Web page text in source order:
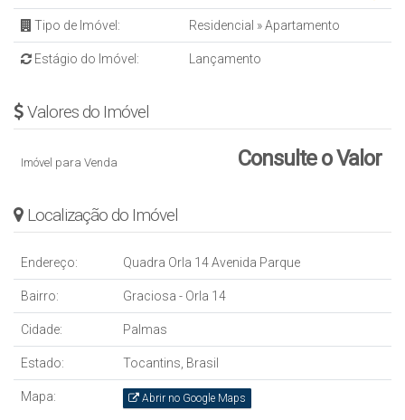
✔️ Orla 14
✔️ Praia da Graciosa
CONTATO
☎ Para mais detalhes entrar em contato:
(63) 3225-2383 –Alugar Imóveis
Tipo de Imóvel: Residencial »Apartamento
Estágio do Imóvel: Lançamento
Valores do Imóvel
Consulte o Valor
Imóvel para Venda
Localização do Imóvel
Endereço: Quadra Orla 14 Avenida Parque
Bairro: Graciosa - Orla 14
Cidade: Palmas
Estado: Tocantins, Brasil
Mapa: Abrir no Google Maps